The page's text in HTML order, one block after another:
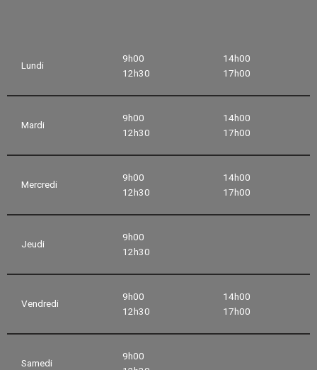
Lundi
9h00
12h30
14h00
17h00
Mardi
9h00
12h30
14h00
17h00
Mercredi
9h00
12h30
14h00
17h00
Jeudi
9h00
12h30
Vendredi
9h00
12h30
14h00
17h00
Samedi
9h00